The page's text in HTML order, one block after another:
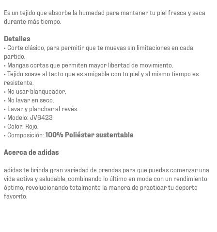
Es un tejido que absorbe la humedad para mantener tu piel fresca y seca
durante más tiempo.
Detalles
• Corte clásico, para permitir que te muevas sin limitaciones en cada
partido.
• Mangas cortas que permiten mayor libertad de movimiento.
• Tejido suave al tacto que es amigable con tu piel y al mismo tiempo es
resistente.
• No usar blanqueador.
• No lavar en seco.
• Lavar y planchar al revés.
• Modelo: JV6423
• Color: Rojo.
• Composición: 100% Poliéster sustentable
Acerca de adidas
adidas te brinda gran variedad de prendas para que puedas comenzar una
vida activa y saludable, combinando lo último en moda con un rendimiento
óptimo, revolucionando totalmente la manera de practicar tu deporte
favorito.